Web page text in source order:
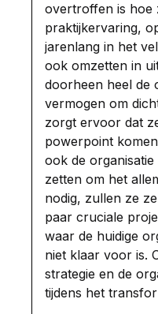
overtroffen is hoe
praktijkervaring,
jarenlang in het
ook omzetten in
doorheen heel de
vermogen om
zorgt ervoor dat
powerpoint
ook de
zetten om het
nodig, zullen ze
paar cruciale
waar de huidige
niet klaar voor is.
strategie en de
tijdens het